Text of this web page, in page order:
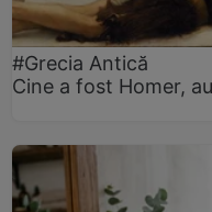
#Grecia Antică
Cine a fost Homer,